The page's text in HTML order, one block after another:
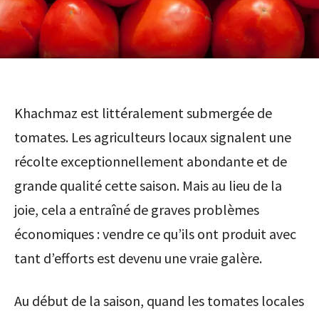
Khachmaz est littéralement submergée de
tomates. Les agriculteurs locaux signalent une
récolte exceptionnellement abondante et de
grande qualité cette saison. Mais au lieu de la
joie, cela a entraîné de graves problèmes
économiques : vendre ce qu’ils ont produit avec
tant d’efforts est devenu une vraie galère.
Au début de la saison, quand les tomates locales